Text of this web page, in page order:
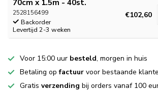
70cm x 1.5m - 40st.
2528156499
Backorder
Levertijd 2-3 weken
€102,60
Voor 15:00 uur besteld, morgen in huis
Betaling opfactuur voor bestaande
Gratis verzending bij orders vanaf 100